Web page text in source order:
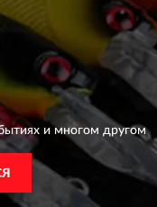
и многом другом